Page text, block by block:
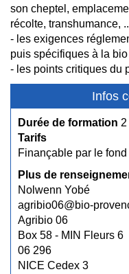
son cheptel,
récolte, transhumance,
- les exigences
puis spécifiques à la bio
- les points critiques du
Infos
Durée de formation
Tarifs
Finançable par le
Plus de
Nolwenn Yobé
agribio06@bio-
Agribio 06
Box 58 - MIN Fleurs 6
06 296
NICE Cedex 3